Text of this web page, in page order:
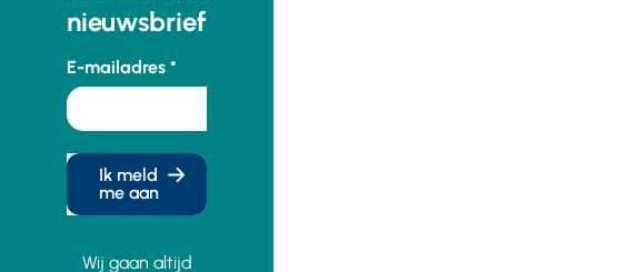
nieuwsbrief
E-mailadres
Ik meld
me aan
Wij gaan altijd